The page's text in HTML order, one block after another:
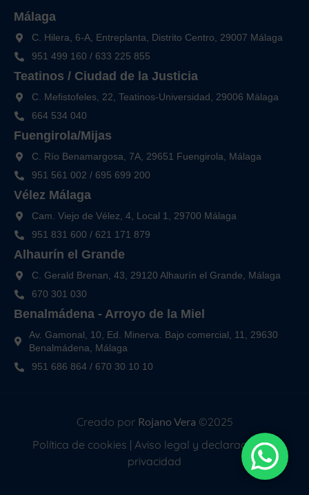
Málaga
C. Hilera, 6-A, Entreplanta, Distrito Centro, 29007 Málaga
951 499 160 / 633 225 855
Teatinos / Ciudad de la Justicia
C. Mefistofeles, 22, Teatinos-Universidad, 29006 Málaga
664 534 040
Fuengirola/Mijas
C. Río Benamargosa, 7A, 29651 Fuengirola, Málaga
951 561 002 / 695 699 200
Vélez Málaga
Cam. Viejo de Vélez, 4, Local 1, 29700 Málaga
951 831 600 / 621 171 879
Alhaurín el Grande
C. Gerald Brenan, 43, 29120 Alhaurín el Grande, Málaga
670 301 030
Benalmádena - Arroyo de la Miel
Av. Gamonal, 10, Ed. Minerva. Bajo comercial, 11, 29630
Benalmádena, Málaga
951 686 864 / 670 30 10 10
Creado por Rojano Vera ©2025
Política de cookies | Aviso legal y declaración de
privacidad